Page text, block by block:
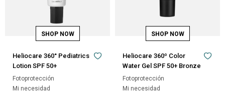
Heliocare 360° Pediatrics
Lotion SPF 50+
Fotoprotección
Mi necesidad
Heliocare 360º Color
Water Gel SPF 50+ Bronze
Fotoprotección
Mi necesidad